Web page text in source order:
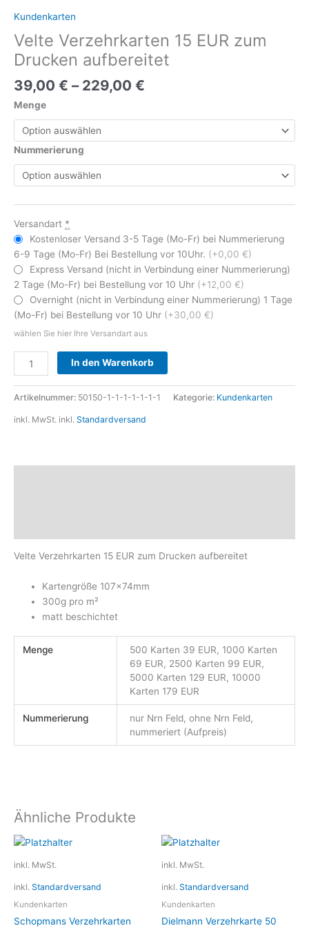
Kundenkarten
Velte Verzehrkarten 15 EUR zum
Drucken aufbereitet
39,00 € – 229,00 €
Menge
Nummerierung
Versandart *
Kostenloser Versand 3-5 Tage (Mo-Fr) bei Nummerierung
6-9 Tage (Mo-Fr) Bei Bestellung vor 10Uhr. (+0,00 €)
Express Versand (nicht in Verbindung einer Nummerierung)
2 Tage (Mo-Fr) bei Bestellung vor 10 Uhr (+12,00 €)
Overnight (nicht in Verbindung einer Nummerierung) 1 Tage
(Mo-Fr) bei Bestellung vor 10 Uhr (+30,00 €)
wählen Sie hier Ihre Versandart aus
In den Warenkorb
Artikelnummer: 50150-1-1-1-1-1-1-1 Kategorie: Kundenkarten
inkl. MwSt. inkl. Standardversand
Velte Verzehrkarten 15 EUR zum Drucken aufbereitet
Kartengröße 107x74mm
300g pro m²
matt beschichtet
Menge
500 Karten 39 EUR, 1000 Karten
69 EUR, 2500 Karten 99 EUR,
5000 Karten 129 EUR, 10000
Karten 179 EUR
Nummerierung
nur Nrn Feld, ohne Nrn Feld,
nummeriert (Aufpreis)
Ähnliche Produkte
inkl. MwSt.
inkl. Standardversand
Kundenkarten
Schopmans Verzehrkarten
Varianten
auf.
inkl. MwSt.
inkl. Standardversand
Kundenkarten
Dielmann Verzehrkarte 50
auf.